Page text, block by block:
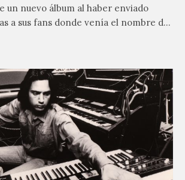
un nuevo álbum al haber enviado
a sus fans donde venía el nombre de